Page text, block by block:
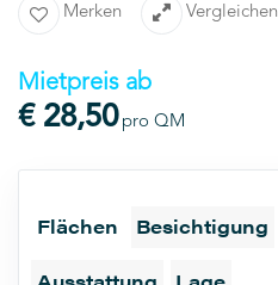
Merken Vergleichen
Mietpreis ab
€ 28,50 pro QM
Flächen Besichtigung